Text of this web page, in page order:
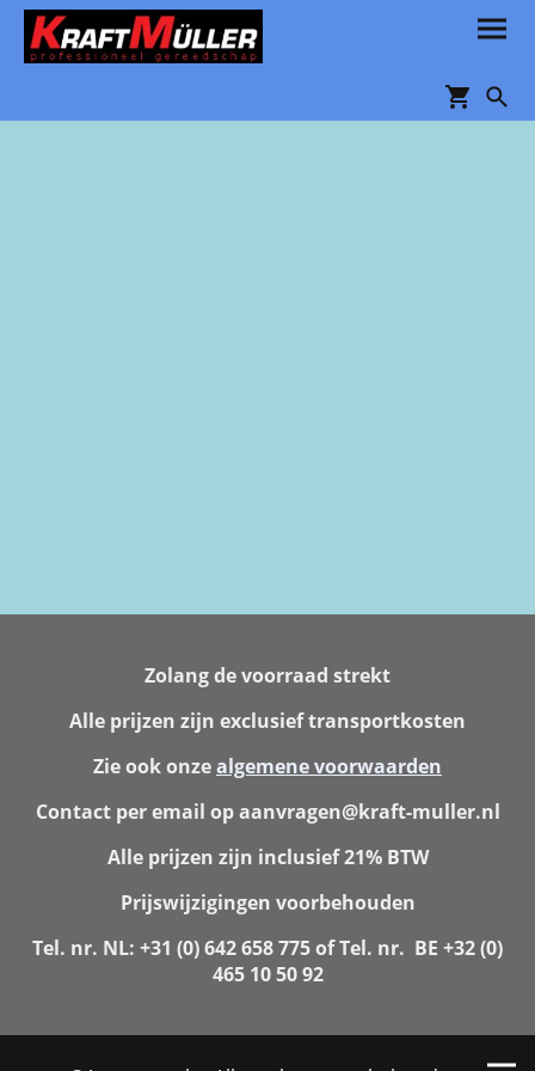
Zolang de voorraad strekt
Alle prijzen zijn exclusief transportkosten
Zie ook onzealgemene voorwaarden
Contact per email op aanvragen@kraft-muller.nl
Alle prijzen zijn inclusief 21% BTW
Prijswijzigingen voorbehouden
Tel. nr. NL: +31 (0) 642 658 775 of Tel. nr. BE +32 (0)
465 10 50 92